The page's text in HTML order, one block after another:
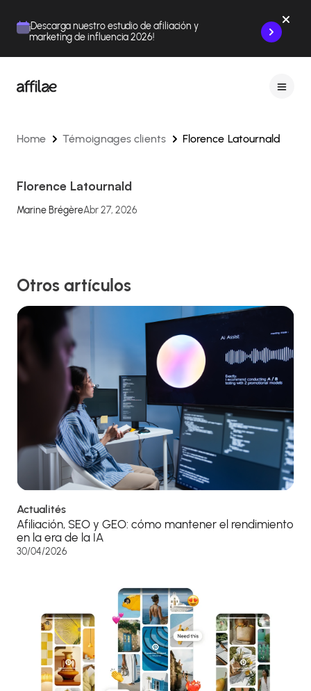
¡Descarga nuestro estudio de afiliación y
marketing de influencia 2026!
Home Témoignages clients Florence Latournald
Florence Latournald
Marine BrégèreAbr 27, 2026
Otros artículos
Actualités
Afiliación, SEO y GEO: cómo mantener el rendimiento
en la era de la IA
30/04/2026